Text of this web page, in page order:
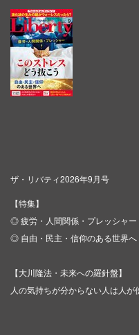
ザ・リバティ2026年9月号
【特集】
◎ 疲労・人間関係・プレッシャー
◎ 自由・民主・信仰のある世界へ
【大川隆法・未来への羅針盤】
人の気持ちが分からない人は人が